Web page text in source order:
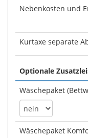
Nebenkosten und
Kurtaxe separate
Optionale
Wäschepaket
Wäschepaket